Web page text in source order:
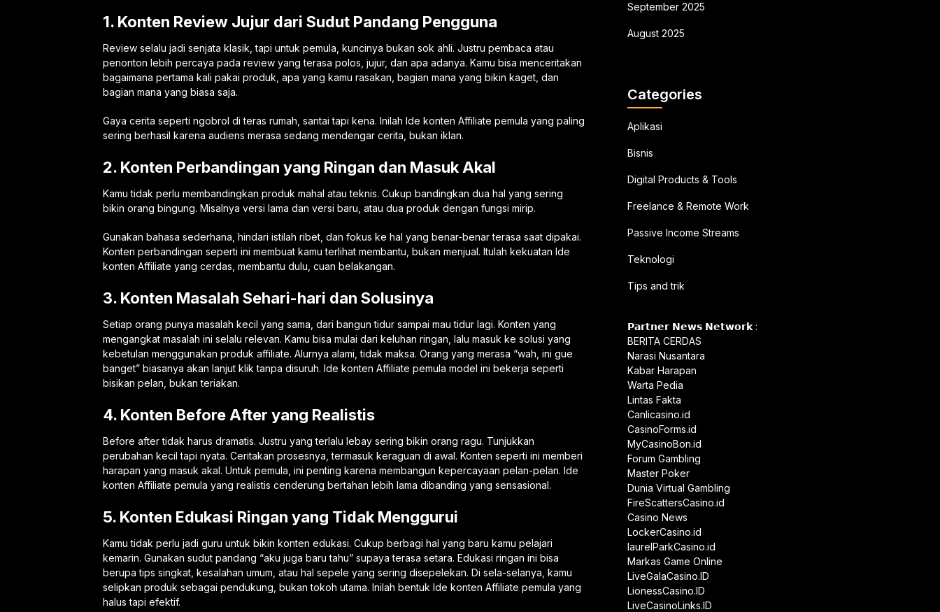
1. Konten Review Jujur dari Sudut Pandang Pengguna
Review selalu jadi senjata klasik, tapi untuk pemula, kuncinya bukan sok ahli. Justru pembaca atau
penonton lebih percaya pada review yang terasa polos, jujur, dan apa adanya. Kamu bisa menceritakan
bagaimana pertama kali pakai produk, apa yang kamu rasakan, bagian mana yang bikin kaget, dan
bagian mana yang biasa saja.
Gaya cerita seperti ngobrol di teras rumah, santai tapi kena. Inilah Ide konten Affiliate pemula yang paling
sering berhasil karena audiens merasa sedang mendengar cerita, bukan iklan.
2. Konten Perbandingan yang Ringan dan Masuk Akal
Kamu tidak perlu membandingkan produk mahal atau teknis. Cukup bandingkan dua hal yang sering
bikin orang bingung. Misalnya versi lama dan versi baru, atau dua produk dengan fungsi mirip.
Gunakan bahasa sederhana, hindari istilah ribet, dan fokus ke hal yang benar-benar terasa saat dipakai.
Konten perbandingan seperti ini membuat kamu terlihat membantu, bukan menjual. Itulah kekuatan Ide
konten Affiliate yang cerdas, membantu dulu, cuan belakangan.
3. Konten Masalah Sehari-hari dan Solusinya
Setiap orang punya masalah kecil yang sama, dari bangun tidur sampai mau tidur lagi. Konten yang
mengangkat masalah ini selalu relevan. Kamu bisa mulai dari keluhan ringan, lalu masuk ke solusi yang
kebetulan menggunakan produk affiliate. Alurnya alami, tidak maksa. Orang yang merasa “wah, ini gue
banget” biasanya akan lanjut klik tanpa disuruh. Ide konten Affiliate pemula model ini bekerja seperti
bisikan pelan, bukan teriakan.
4. Konten Before After yang Realistis
Before after tidak harus dramatis. Justru yang terlalu lebay sering bikin orang ragu. Tunjukkan
perubahan kecil tapi nyata. Ceritakan prosesnya, termasuk keraguan di awal. Konten seperti ini memberi
harapan yang masuk akal. Untuk pemula, ini penting karena membangun kepercayaan pelan-pelan. Ide
konten Affiliate pemula yang realistis cenderung bertahan lebih lama dibanding yang sensasional.
5. Konten Edukasi Ringan yang Tidak Menggurui
Kamu tidak perlu jadi guru untuk bikin konten edukasi. Cukup berbagi hal yang baru kamu pelajari
kemarin. Gunakan sudut pandang “aku juga baru tahu” supaya terasa setara. Edukasi ringan ini bisa
berupa tips singkat, kesalahan umum, atau hal sepele yang sering disepelekan. Di sela-selanya, kamu
selipkan produk sebagai pendukung, bukan tokoh utama. Inilah bentuk Ide konten Affiliate pemula yang
halus tapi efektif.
September 2025
August 2025
Categories
Aplikasi
Bisnis
Digital Products & Tools
Freelance & Remote Work
Passive Income Streams
Teknologi
Tips and trik
𝗣𝗮𝗿𝘁𝗻𝗲𝗿 𝗡𝗲𝘄𝘀 𝗡𝗲𝘁𝘄𝗼𝗿𝗸 :
BERITA CERDAS
Narasi Nusantara
Kabar Harapan
Warta Pedia
Lintas Fakta
Canlicasino.id
CasinoForms.id
MyCasinoBon.id
Forum Gambling
Master Poker
Dunia Virtual Gambling
FireScattersCasino.id
Casino News
LockerCasino.id
laurelParkCasino.id
Markas Game Online
LiveGalaCasino.ID
LionessCasino.ID
LiveCasinoLinks.ID